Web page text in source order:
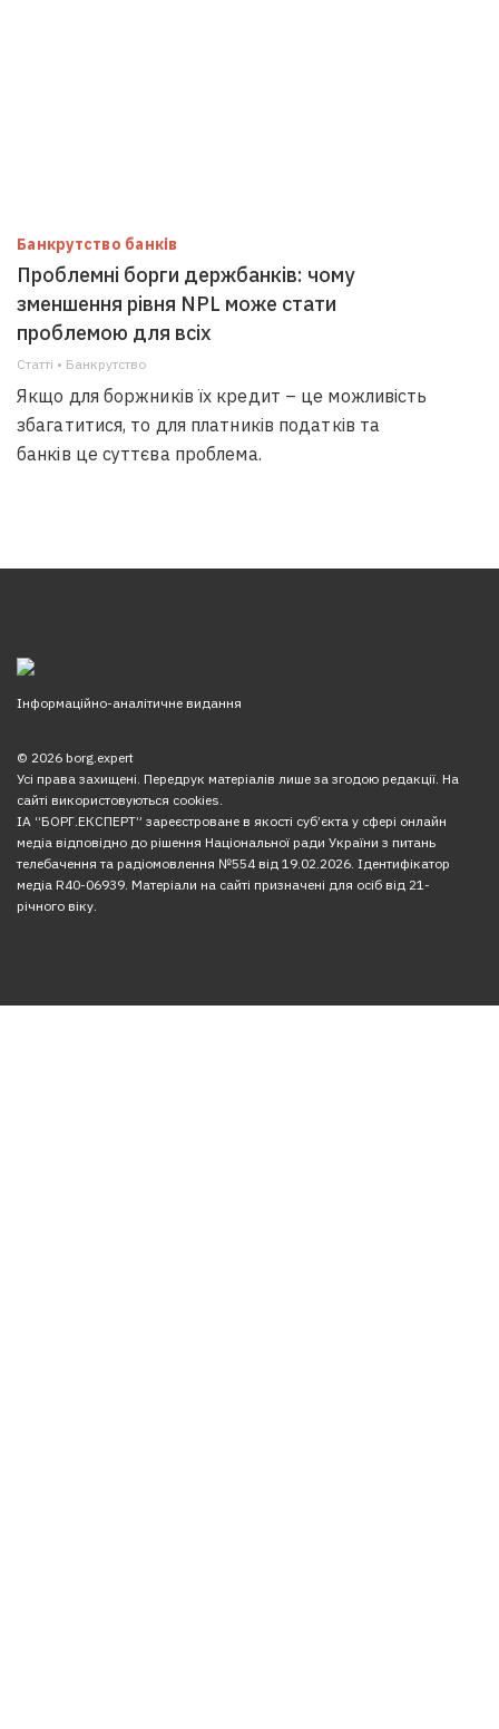
Банкрутство банків
Проблемні борги держбанків: чому
зменшення рівня NPL може стати
проблемою для всіх
Статті • Банкрутство
Якщо для боржників їх кредит – це можливість
збагатитися, то для платників податків та
банків це суттєва проблема.
Інформаційно-аналітичне видання
© 2026 borg.expert
Усі права захищені. Передрук матеріалів лише за згодою редакції. На
сайті використовуються cookies.
ІА “БОРГ.ЕКСПЕРТ” зареєстроване в якості суб’єкта у сфері онлайн
медіа відповідно до рішення Національної ради України з питань
телебачення та радіомовлення №554 від 19.02.2026. Ідентифікатор
медіа R40-06939. Матеріали на сайті призначені для осіб від 21-
річного віку.